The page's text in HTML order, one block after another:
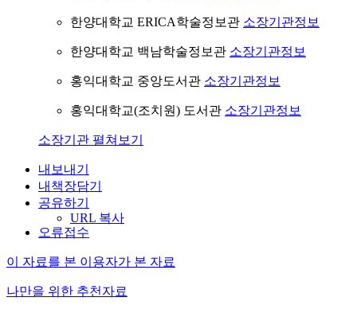
한양대학교 ERICA학술정보관 소장기관정보
한양대학교 백남학술정보관 소장기관정보
홍익대학교 중앙도서관 소장기관정보
홍익대학교(조치원) 도서관 소장기관정보
소장기관 펼쳐보기
내보내기
내책장담기
공유하기
URL 복사
오류접수
이 자료를 본 이용자가 본 자료
나만을 위한 추천자료